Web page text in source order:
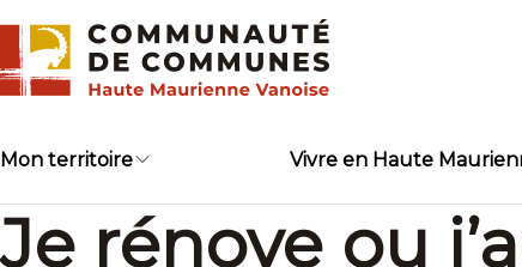
content
Mon territoire Vivre en Haute
Je rénove ou